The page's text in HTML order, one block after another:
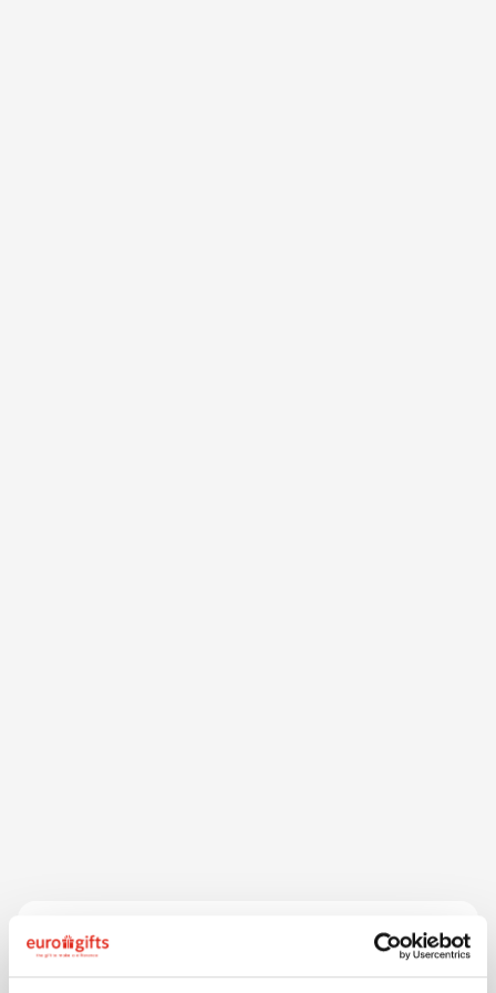
Beschrijving
Voor extra veiligheid in het donker! Set van 10